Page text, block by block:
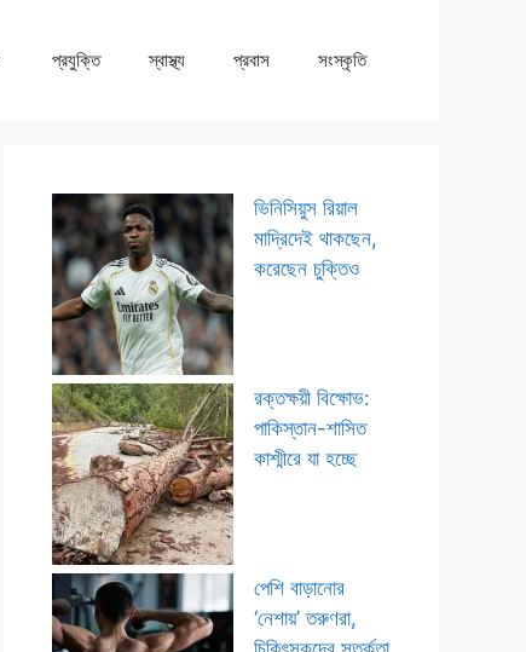
প্রযুক্তি স্বাস্থ্য প্রবাস সংস্কৃতি
ভিনিসিয়ুস রিয়াল
মাদ্রিদেই থাকছেন,
করেছেন চুক্তিও
রক্তক্ষয়ী বিক্ষোভ:
পাকিস্তান-শাসিত
কাশ্মীরে যা হচ্ছে
পেশি বাড়ানোর
‘নেশায়’ তরুণরা,